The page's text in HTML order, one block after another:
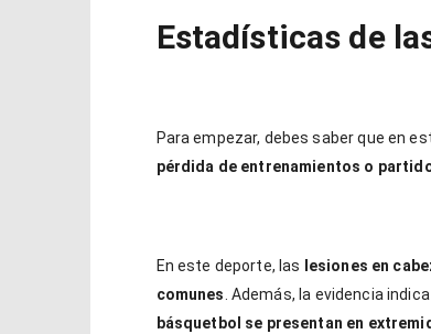
Estadísticas de
Para empezar, debes saber que en
pérdida de entrenamientos o
En este deporte, las
lesiones en
comunes . Además, la evidencia
básquetbol se presentan en